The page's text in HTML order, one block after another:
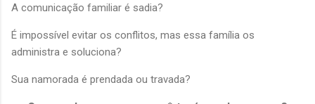
A comunicação familiar é sadia?
É impossível evitar os conflitos, mas essa família os
administra e soluciona?
Sua namorada é prendada ou travada?